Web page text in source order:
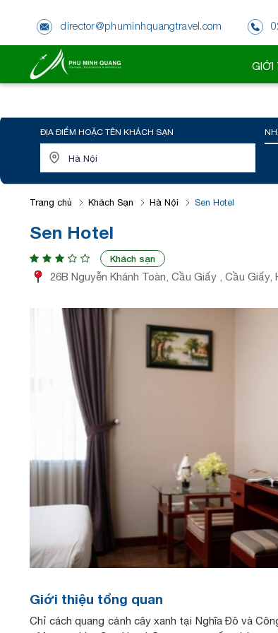
director@phuminhquangtravel.com
GIỚI
ĐỊA ĐIỂM HOẶC TÊN KHÁCH SẠN
Trang chủ Khách Sạn Hà Nội Sen Hotel
Sen Hotel
Khách sạn
26B Nguyễn Khánh Toàn, Cầu Giấy , Cầu Giấy,
Giới thiệu tổng quan
Chỉ cách quang cảnh cây xanh tại Nghĩa Đô và